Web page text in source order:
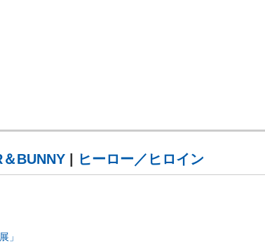
BUNNY ヒーロー／ヒロイン
」